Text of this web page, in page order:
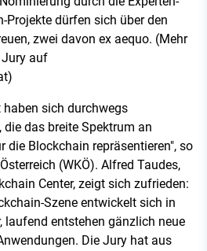
Projekte dürfen sich über den
zwei davon ex aequo. (Mehr
Jury auf
haben sich durchwegs
das breite Spektrum an
die Blockchain repräsentieren", so
(WKÖ). Alfred Taudes,
Center, zeigt sich zufrieden:
Szene entwickelt sich in
laufend entstehen gänzlich neue
Die Jury hat aus